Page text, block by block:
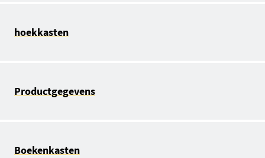
hoekkasten
Productgegevens
Boekenkasten